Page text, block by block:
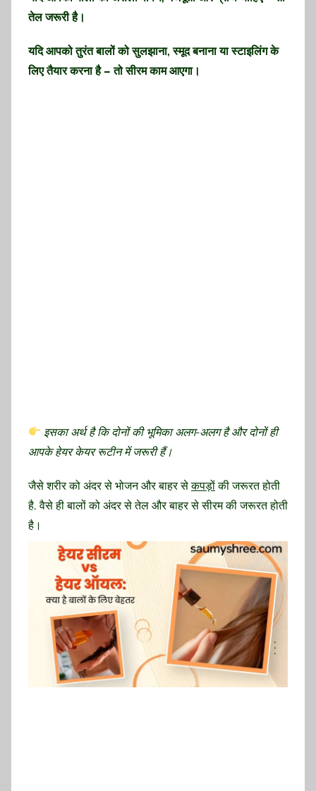
तेल जरूरी है।
यदि आपको तुरंत बालों को सुलझाना, स्मूद बनाना या स्टाइलिंग के
लिए तैयार करना है – तो सीरम काम आएगा।
इसका अर्थ है कि दोनों की भूमिका अलग-अलग है और दोनों ही
आपके हेयर केयर रूटीन में जरूरी हैं।
जैसे शरीर को अंदर से भोजन और बाहर सेकपड़ोंकी जरूरत होती
है, वैसे ही बालों को अंदर से तेल और बाहर से सीरम की जरूरत होती
है।